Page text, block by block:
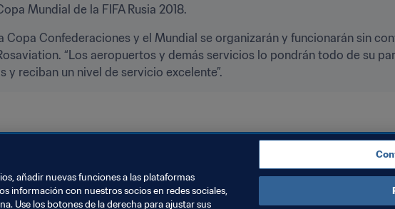
Mundial de la FIFA Rusia 2018.
Copa Confederaciones y el Mundial se organizarán y funcionarán sin
“Los aeropuertos y demás servicios lo pondrán todo de su
y reciban un nivel de servicio excelente”.
añadir nuevas funciones a las plataformas
información con nuestros socios en redes sociales,
Use los botones de la derecha para ajustar sus